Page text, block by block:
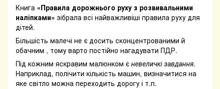
Книга «Правила дорожнього руху з розвивальними
наліпками» зібрала всі найважливіші правила руху для
дітей.
Більшість малечі не є досить сконцентрованими й
обачним , тому варто постійно нагадувати ПДР.
Під кожним яскравим малюнком є невеличкі завдання.
Наприклад, полічити кількість машин, визначитися на
яке світло можна переходить дорогу і т.п.